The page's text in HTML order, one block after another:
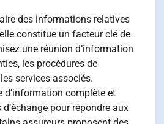
des informations relatives
constitue un facteur clé de
une réunion d’information
les procédures de
services associés.
d’information complète et
pour répondre aux